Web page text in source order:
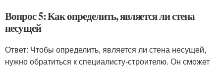
Вопрос 5: Как определить, является ли стена
несущей
Ответ: Чтобы определить, является ли стена несущей,
нужно обратиться к специалисту-строителю. Он сможет